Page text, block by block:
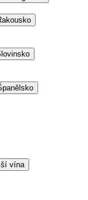
vína